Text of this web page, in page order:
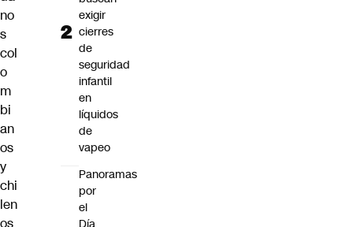
no
s
col
o
m
bi
an
os
y
chi
len
os
exigir
cierres
de
seguridad
infantil
en
líquidos
de
vapeo
Panoramas
por
el
Día